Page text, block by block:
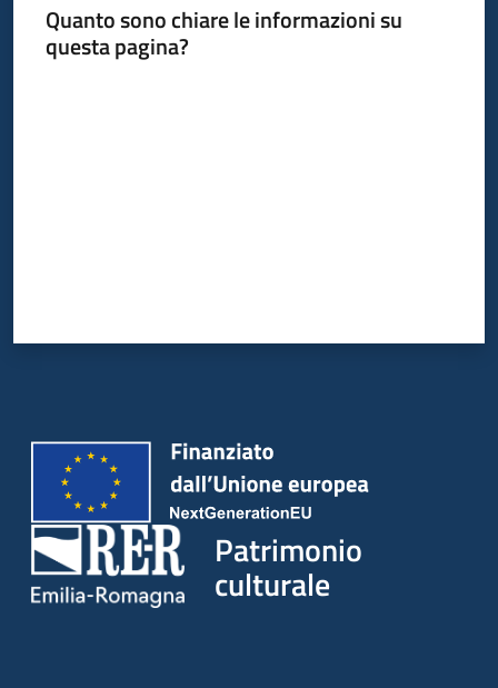
Quanto sono chiare le informazioni su
questa pagina?
Patrimonio
culturale